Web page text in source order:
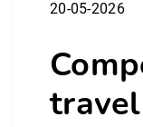
20-05-2026
travel